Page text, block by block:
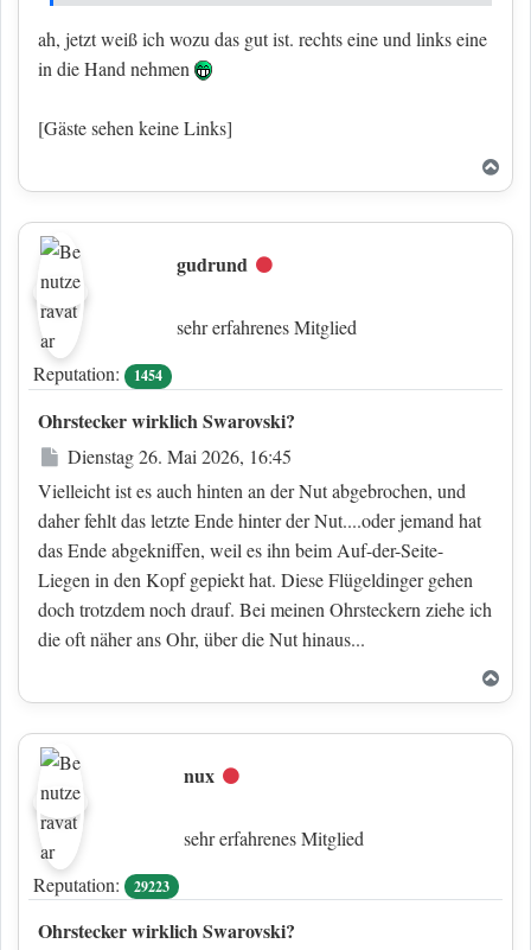
ah, jetzt weiß ich wozu das gut ist. rechts eine und links eine
in die Hand nehmen
[Gäste sehen keine Links]
gudrund Offline
sehr erfahrenes Mitglied
Reputation:
1454
Ohrstecker wirklich Swarovski?
Beitrag
Dienstag 26. Mai 2026, 16:45
Vielleicht ist es auch hinten an der Nut abgebrochen, und
daher fehlt das letzte Ende hinter der Nut....oder jemand hat
das Ende abgekniffen, weil es ihn beim Auf-der-Seite-
Liegen in den Kopf gepiekt hat. Diese Flügeldinger gehen
doch trotzdem noch drauf. Bei meinen Ohrsteckern ziehe ich
die oft näher ans Ohr, über die Nut hinaus...
nux Offline
sehr erfahrenes Mitglied
Reputation:
29223
Ohrstecker wirklich Swarovski?